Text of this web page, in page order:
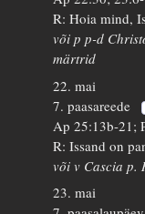
R: Hoia mind,
või p p-d
märtrid
22. mai
7. paasareede
Ap 25:13b-21;
R: Issand on
või v Cascia p.
23. mai